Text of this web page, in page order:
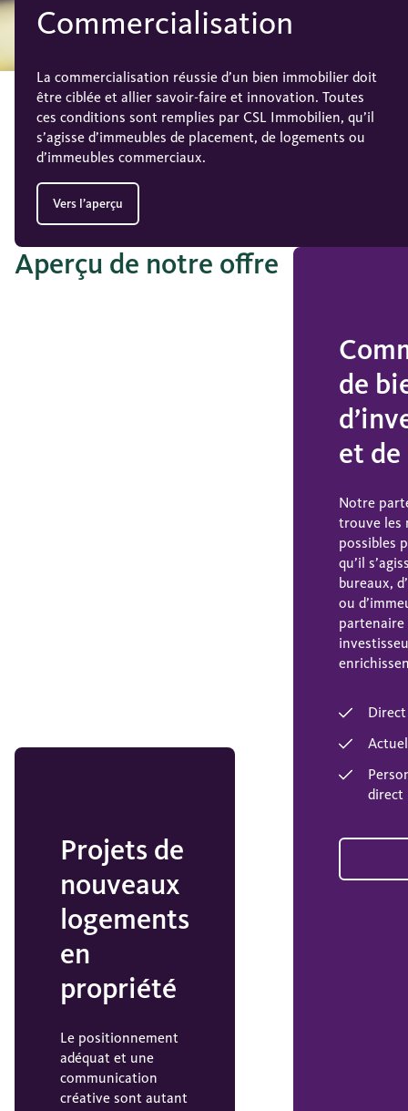
Commercialisation
La commercialisation réussie d’un bien immobilier doit
être ciblée et allier savoir-faire et innovation. Toutes
ces conditions sont remplies par CSL Immobilien, qu’il
s’agisse d’immeubles de placement, de logements ou
d’immeubles commerciaux.
Vers l’aperçu
Aperçu de notre offre
de
et
Notre
trouve les
possibles
qu’il
bureaux,
ou
partenaire
direct
Projets de
nouveaux
logements
en
propriété
Le positionnement
adéquat et une
communication
créative sont autant